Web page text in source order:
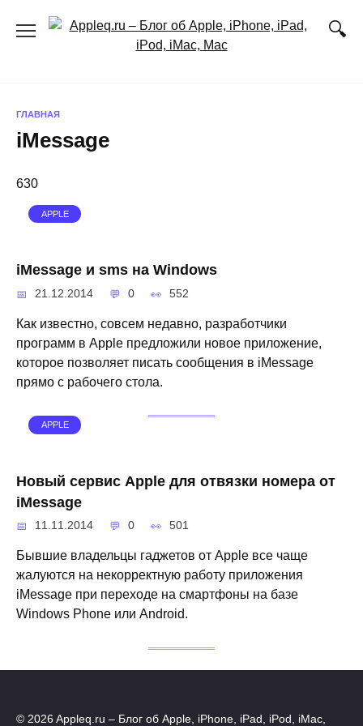
ГЛАВНАЯ
iMessage
630
APPLE
iMessage и sms на Windows
21.12.2014 0 552
Как известно, совсем недавно, разработчики
программ в Apple предложили новое приложение,
которое позволяет писать сообщения в iMessage
прямо с рабочего стола.
APPLE
Новый сервис Apple для отвязки номера от
iMessage
11.11.2014 0 501
Бывшие владельцы гаджетов от Apple все чаще
жалуются на некорректную работу приложения
iMessage при переходе на смартфоны на базе
Windows Phone или Android.
© 2026 Appleq.ru – Блог об Apple, iPhone, iPad, iPod, iMac,